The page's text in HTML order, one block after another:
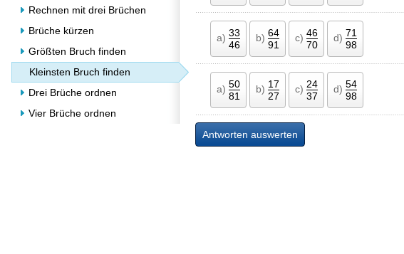
Rechnen mit drei Brüchen
Brüche kürzen
Größten Bruch finden
Kleinsten Bruch finden
Drei Brüche ordnen
Vier Brüche ordnen
a) 33
46
b) 64
91
c) 46
70
d) 71
98
a) 50
81
b) 17
27
c) 24
37
d) 54
98